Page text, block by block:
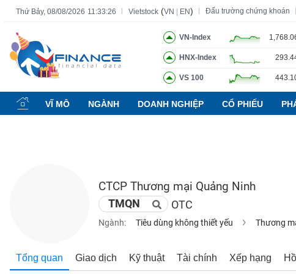
Thứ Bảy, 08/08/2026 11:33:27 Vietstock (VN EN) Đấu trường chứng khoán
VN-Index
HNX-Index
VS 100
VĨ MÔ NGÀNH DOANH NGHIỆP CỔ PHIẾU
CTCP Thương mại Quảng Ninh
TMQN OTC
Ngành: Tiêu dùng không thiết yếu Thương
Tổng quan Giao dịch Kỹ thuật Tài chính Xếp hạng
Tất cả Tính năng Ngành Mã chứng khoán Lãnh đạo
Tính
năng
(-)
NGHIỆP